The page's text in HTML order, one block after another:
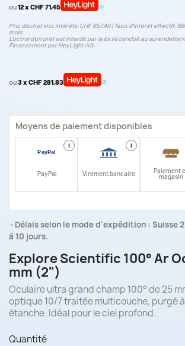
ou12 x CHF 71.45
Prix d’achat incl. intérêts: CHF 857.40 | Taux d‘intérêt effectif:
mois.
L'octroi d'un prêt est interdit par la loi s'il conduit au
Financement par HeyLight AG.
ou3 x CHF 281.83
Moyens de paiement disponibles
i
PayPal
i
Virement bancaire Paiement
magasin
Délais selon le mode d'expédition : Suisse
à 10 jours.
Explore Scientific 100° Ar
mm (2")
Oculaire ultra grand champ 100° de 25
optique 10/7 traitée multicouche, purgé à
étanche. Idéal pour le ciel profond.
Quantité